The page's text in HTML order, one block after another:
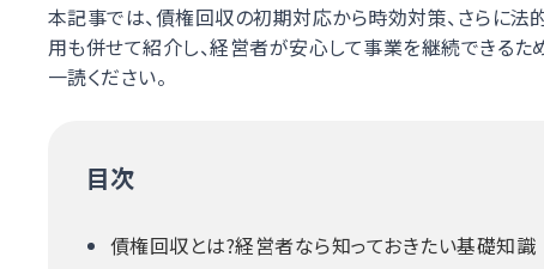
本記事では、債権回収の初期対応から時効対策、さらに
用も併せて紹介し、経営者が安心して事業を継続できるた
一読ください。
目次
債権回収とは?経営者なら知っておきたい基礎知識